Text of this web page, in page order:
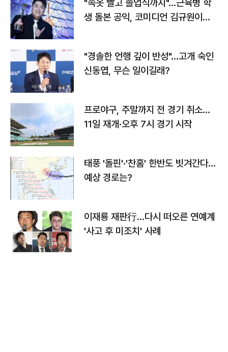
"속옷 빨고 졸업식까지"…근육병 학
생 돌본 공익, 코미디언 김규원이었
"경솔한 언행 깊이 반성"…고개 숙인
신동엽, 무슨 일이길래?
프로야구, 주말까지 전 경기 취소…
11일 재개·오후 7시 경기 시작
태풍 '돌핀'·'찬홈' 한반도 빗겨간다…
예상 경로는?
이재룡 재판行…다시 떠오른 연예계
'사고 후 미조치' 사례